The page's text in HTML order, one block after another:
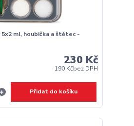
ml, houbička a štětec -
230 Kč
190 Kčbez DPH
Přidat do košíku